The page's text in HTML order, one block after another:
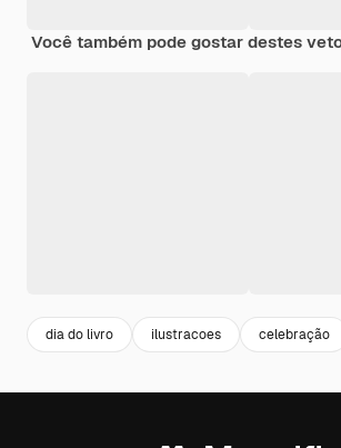
Você também pode gostar destes
dia do livro ilustracoes celebração